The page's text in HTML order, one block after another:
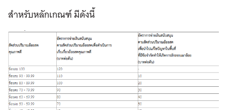
สำหรับหลักเกณฑ์ มีดังนี้